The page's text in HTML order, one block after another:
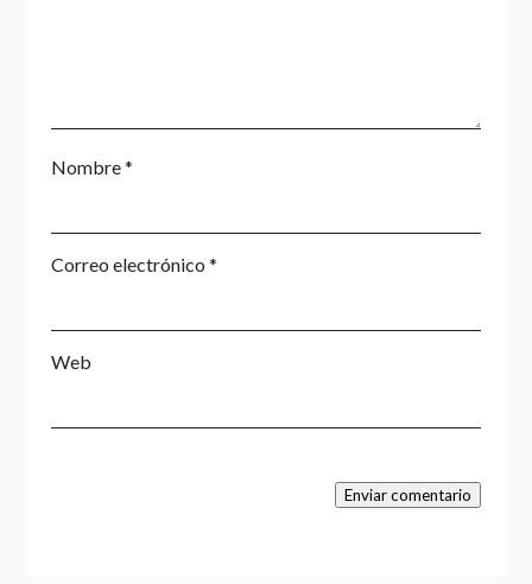
Nombre*
Correo electrónico *
Web
Enviar comentario